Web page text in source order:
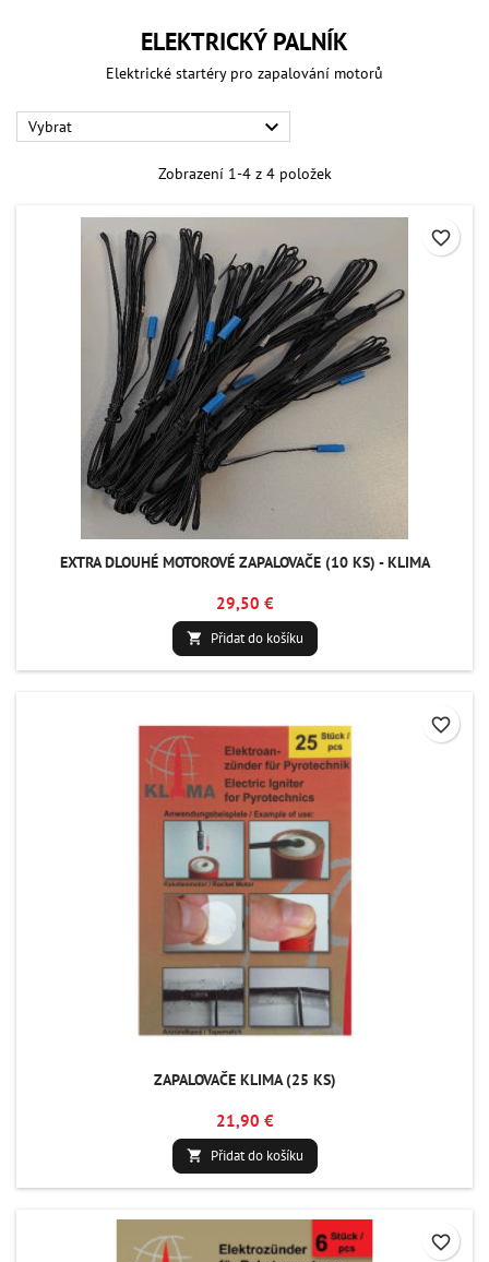
ELEKTRICKÝ PALNÍK
Elektrické startéry pro zapalování motorů
Vybrat 
Zobrazení 1-4 z 4 položek
EXTRA DLOUHÉ MOTOROVÉ ZAPALOVAČE (10 KS) - KLIMA
29,50 €
 Přidat do košíku
favorite_border
ZAPALOVAČE KLIMA (25 KS)
21,90 €
 Přidat do košíku
favorite_border
favorite_border